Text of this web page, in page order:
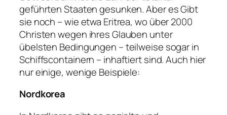
geführten Staaten gesunken. Aber es Gibt
sie noch – wie etwa Eritrea, wo über 2000
Christen wegen ihres Glauben unter
übelsten Bedingungen – teilweise sogar in
Schiffscontainern – inhaftiert sind. Auch hier
nur einige, wenige Beispiele:
Nordkorea